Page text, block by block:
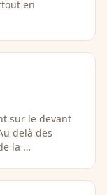
en
sur le devant
delà des
la …